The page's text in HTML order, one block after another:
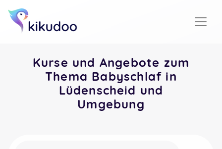
Kurse und Angebote zum
Thema Babyschlaf in
Lüdenscheid und
Umgebung